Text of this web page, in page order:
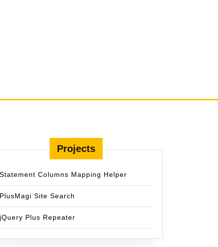
Projects
Statement Columns Mapping Helper
PlusMagi Site Search
jQuery Plus Repeater